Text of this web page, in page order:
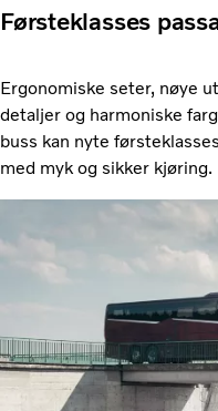
Førsteklasses
Ergonomiske seter, nøye
detaljer og harmoniske
buss kan nyte
med myk og sikker kjøring.